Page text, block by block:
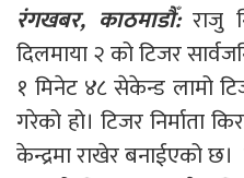
रंगखबर, काठमाडौँ: राजु
दिलमाया २ को टिजर
१ मिनेट ४८ सेकेन्ड लामो
गरेको हो। टिजर निर्माता
केन्द्रमा राखेर बनाईएको